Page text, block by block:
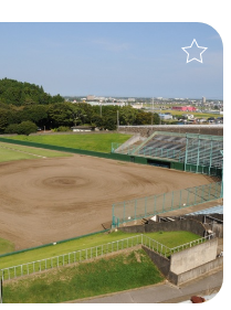
泉・スパ・銭湯
バーベキュー・キャンプ・グラ
ピング
イキング・登山
り物
の他レジャー
文化・社寺仏閣